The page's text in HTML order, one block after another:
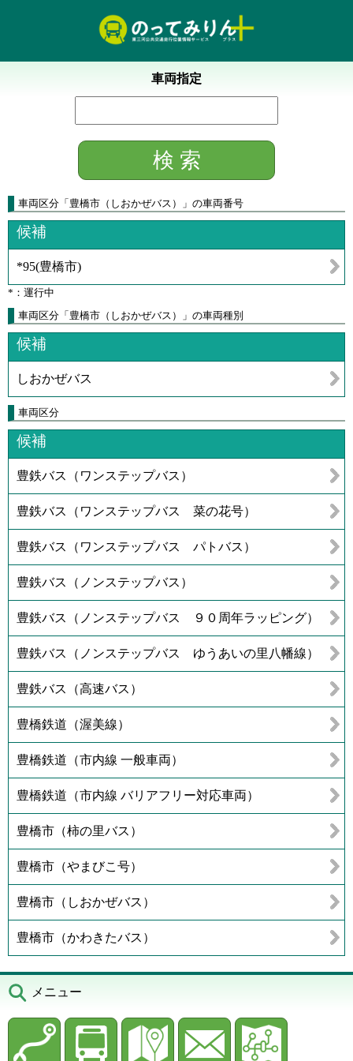
車両指定
車両区分 「 豊橋市（しおかぜバス） 」 の車両番号
候補
*95(豊橋市)
*：運行中
車両区分「豊橋市（しおかぜバス）」の車両種別
候補
しおかぜバス
車両区分
候補
豊鉄バス（ワンステップバス）
豊鉄バス（ワンステップバス 菜の花号）
豊鉄バス（ワンステップバス パトバス）
豊鉄バス（ノンステップバス）
豊鉄バス（ノンステップバス ９０周年ラッピング）
豊鉄バス（ノンステップバス ゆうあいの里八幡線）
豊鉄バス（高速バス）
豊橋鉄道（渥美線）
豊橋鉄道（市内線 一般車両）
豊橋鉄道（市内線 バリアフリー対応車両）
豊橋市（柿の里バス）
豊橋市（やまびこ号）
豊橋市（しおかぜバス）
豊橋市（かわきたバス）
メニュー